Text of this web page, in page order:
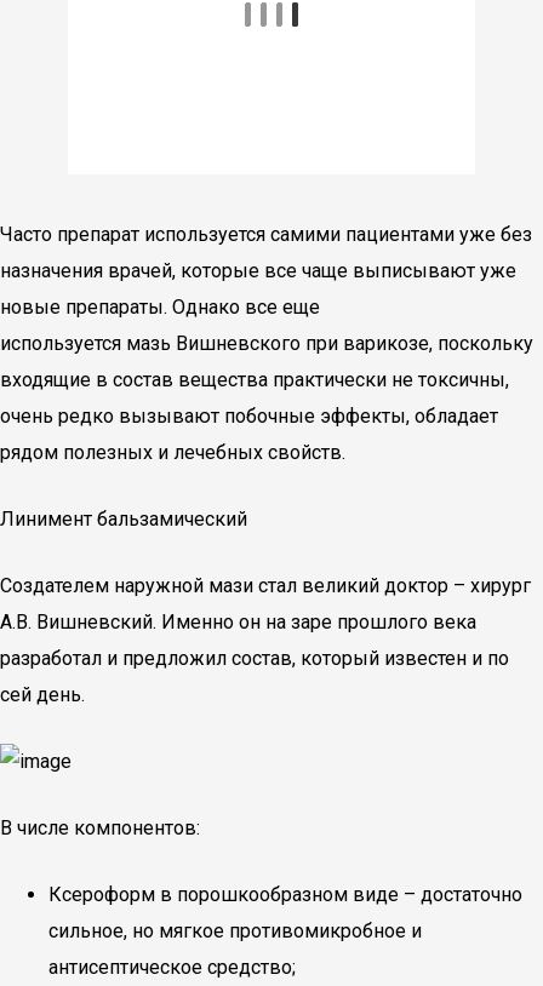
Часто препарат используется самими пациентами уже без
назначения врачей, которые все чаще выписывают уже
новые препараты. Однако все еще
используется мазь Вишневского при варикозе, поскольку
входящие в состав вещества практически не токсичны,
очень редко вызывают побочные эффекты, обладает
рядом полезных и лечебных свойств.
Линимент бальзамический
Создателем наружной мази стал великий доктор – хирург
А.В. Вишневский. Именно он на заре прошлого века
разработал и предложил состав, который известен и по
сей день.
В числе компонентов:
Ксероформ в порошкообразном виде – достаточно
сильное, но мягкое противомикробное и
антисептическое средство;